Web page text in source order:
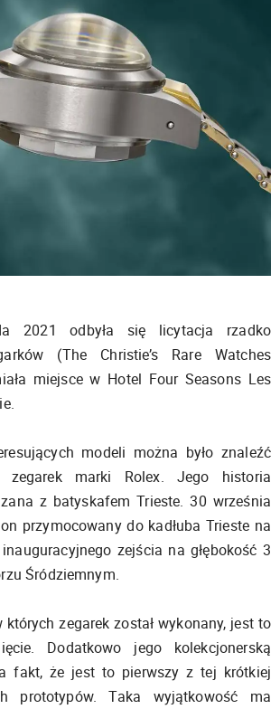
2021 odbyła się licytacja rzadko
(The Christie’s Rare Watches
miejsce w Hotel Four Seasons Les
modeli można było znaleźć
zegarek marki Rolex. Jego historia
z batyskafem Trieste. 30 września
przymocowany do kadłuba Trieste na
zejścia na głębokość 3
Śródziemnym.
zegarek został wykonany, jest to
Dodatkowo jego kolekcjonerską
fakt, że jest to pierwszy z tej krótkiej
prototypów. Taka wyjątkowość ma